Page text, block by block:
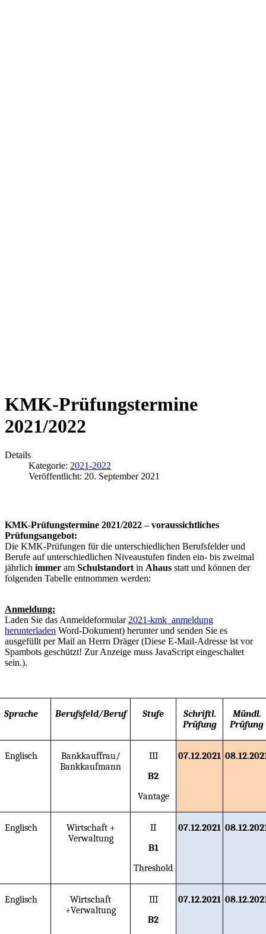
KMK-Prüfungstermine
2021/2022
Details
Kategorie: 2021-2022
Veröffentlicht: 20. September 2021
KMK-Prüfungstermine 2021/2022 –voraussichtliches
Prüfungsangebot:
Die KMK-Prüfungen für die unterschiedlichen Berufsfelder und
Berufe auf unterschiedlichen Niveaustufen finden ein- bis zweimal
jährlich immer am Schulstandort in Ahaus statt und können der
folgenden Tabelle entnommen werden:
Anmeldung:
Laden Sie das Anmeldeformular 2021-kmk_anmeldung
herunterladen Word-Dokument) herunter und senden Sie es
ausgefüllt per Mail an Herrn Dräger (Diese E-Mail-Adresse ist vor
Spambots geschützt! Zur Anzeige muss JavaScript eingeschaltet
sein.).
Sprache Berufsfeld/Beruf Stufe
Schriftl.
Prüfung
Mündl.
Prüfung
Englisch
Bankkauffrau/
Bankkaufmann
III
B2
Vantage
07.12.2021
Englisch
Wirtschaft +
Verwaltung
II
B1
Threshold
07.12.2021
Englisch
Wirtschaft
+Verwaltung
III
B2
07.12.2021